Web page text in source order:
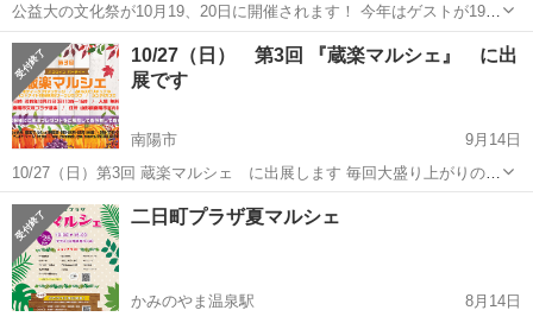
公益大の文化祭が10月19、20日に開催されます！ 今年はゲストが19日
に吉本芸能から品川庄司・ソラシド・スパイクの三組、20日にMC
GATAが来てくれます！是非ご来場ください！ また、文化祭内では学
生の出店や展示だけで...
山形 酒田市 酒田駅 地域/お祭り
10/27（日） 第3回 『蔵楽マルシェ』 に出
展です
南陽市
9月14日
10/27（日）第3回 蔵楽マルシェ に出展します 毎回大盛り上がりのイ
ベントが 今年も開催されます(^^)/ わたしは「ポッチマリー」で出展し
山形 南陽市 地域/お祭り
二日町プラザ夏マルシェ
かみのやま温泉駅
8月14日